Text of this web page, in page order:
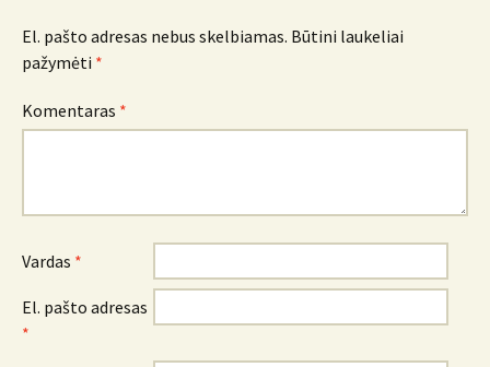
El. pašto adresas nebus skelbiamas. Būtini laukeliai
pažymėti *
Komentaras *
Vardas *
El. pašto adresas
*